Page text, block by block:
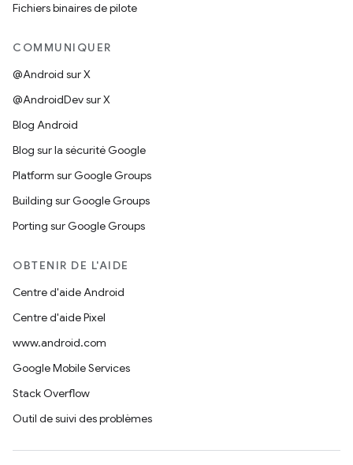
Fichiers binaires de pilote
COMMUNIQUER
@Android sur X
@AndroidDev sur X
Blog Android
Blog sur la sécurité Google
Platform sur Google Groups
Building sur Google Groups
Porting sur Google Groups
OBTENIR DE L'AIDE
Centre d'aide Android
Centre d'aide Pixel
www.android.com
Google Mobile Services
Stack Overflow
Outil de suivi des problèmes